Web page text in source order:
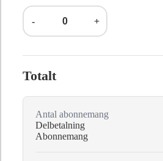
- +
Totalt
Antal abonnemang
Delbetalning
Abonnemang